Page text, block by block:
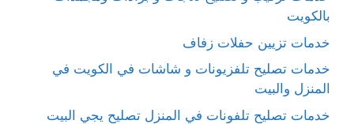
بالكويت
خدمات تزيين حفلات زفاف
خدمات تصليح تلفزيونات و شاشات في الكويت في
المنزل والبيت
خدمات تصليح تلفونات في المنزل تصليح يجي البيت